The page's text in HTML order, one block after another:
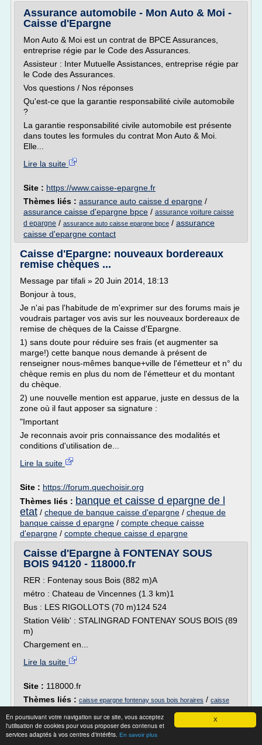
X
En poursuivant votre navigation sur ce site, vous acceptez
l'utilisation de cookies pour vous proposer des contenus et
services adaptés à vos centres d'intérêts. En savoir plus
Assurance automobile - Mon Auto & Moi -
Caisse d'Epargne
Mon Auto & Moi est un contrat de BPCE Assurances,
entreprise régie par le Code des Assurances.
Assisteur : Inter Mutuelle Assistances, entreprise régie par
le Code des Assurances.
Vos questions / Nos réponses
Qu'est-ce que la garantie responsabilité civile automobile
?
La garantie responsabilité civile automobile est présente
dans toutes les formules du contrat Mon Auto & Moi.
Elle...
Lire la suite
Site : https://www.caisse-epargne.fr
Thèmes liés : assurance auto caisse d epargne /
assurance caisse d'epargne bpce / assurance voiture caisse
d epargne / assurance auto caisse epargne bpce / assurance
caisse d'epargne contact
Caisse d'Epargne: nouveaux bordereaux
remise chèques ...
Message par tifali » 20 Juin 2014, 18:13
Bonjour à tous,
Je n'ai pas l'habitude de m'exprimer sur des forums mais je
voudrais partager vos avis sur les nouveaux bordereaux de
remise de chèques de la Caisse d'Epargne.
1) sans doute pour réduire ses frais (et augmenter sa
marge!) cette banque nous demande à présent de
renseigner nous-mêmes banque+ville de l'émetteur et n° du
chèque remis en plus du nom de l'émetteur et du montant
du chèque.
2) une nouvelle mention est apparue, juste en dessus de la
zone où il faut apposer sa signature :
"Important
Je reconnais avoir pris connaissance des modalités et
conditions d'utilisation de...
Lire la suite
Site : https://forum.quechoisir.org
Thèmes liés : banque et caisse d epargne de l
etat / cheque de banque caisse d'epargne / cheque de
banque caisse d epargne / compte cheque caisse
d'epargne / compte cheque caisse d epargne
Caisse d'Epargne à FONTENAY SOUS
BOIS 94120 - 118000.fr
RER : Fontenay sous Bois (882 m)A
métro : Chateau de Vincennes (1.3 km)1
Bus : LES RIGOLLOTS (70 m)124 524
Station Vélib' : STALINGRAD FONTENAY SOUS BOIS (89
m)
Chargement en...
Lire la suite
Site : 118000.fr
Thèmes liés : caisse epargne fontenay sous bois horaires / caisse
caisse d'epargne/caisses
d epargne/calcul d'epargne